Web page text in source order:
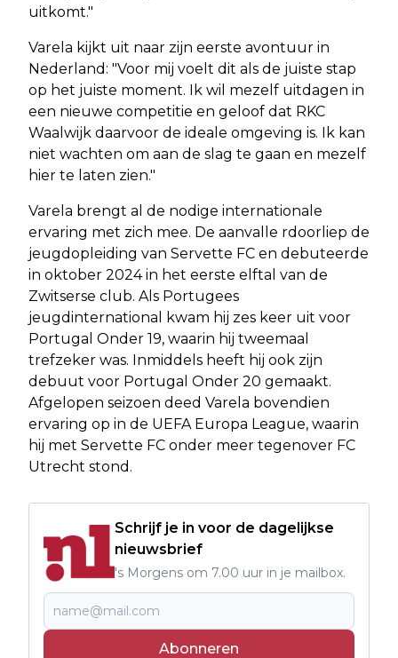
uitkomt."
Varela kijkt uit naar zijn eerste avontuur in
Nederland: "Voor mij voelt dit als de juiste stap
op het juiste moment. Ik wil mezelf uitdagen in
een nieuwe competitie en geloof dat RKC
Waalwijk daarvoor de ideale omgeving is. Ik kan
niet wachten om aan de slag te gaan en mezelf
hier te laten zien."
Varela brengt al de nodige internationale
ervaring met zich mee. De aanvalle rdoorliep de
jeugdopleiding van Servette FC en debuteerde
in oktober 2024 in het eerste elftal van de
Zwitserse club. Als Portugees
jeugdinternational kwam hij zes keer uit voor
Portugal Onder 19, waarin hij tweemaal
trefzeker was. Inmiddels heeft hij ook zijn
debuut voor Portugal Onder 20 gemaakt.
Afgelopen seizoen deed Varela bovendien
ervaring op in de UEFA Europa League, waarin
hij met Servette FC onder meer tegenover FC
Utrecht stond.
Schrijf je in voor de dagelijkse
nieuwsbrief
's Morgens om 7.00 uur in je mailbox.
Abonneren